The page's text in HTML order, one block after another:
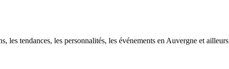
les tendances, les personnalités, les événements en Auvergne et ailleurs